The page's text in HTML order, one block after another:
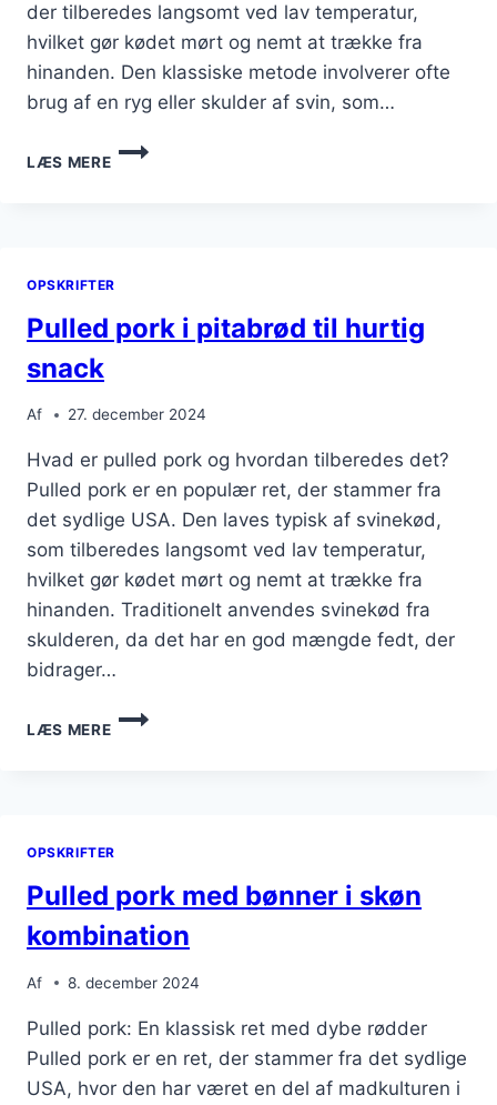
der tilberedes langsomt ved lav temperatur,
hvilket gør kødet mørt og nemt at trække fra
hinanden. Den klassiske metode involverer ofte
brug af en ryg eller skulder af svin, som…
LÆS MERE
PULLED
PORK
OPSKRIFTER
Pulled pork i pitabrød til hurtig
snack
Af 27. december 2024
Hvad er pulled pork og hvordan tilberedes det?
Pulled pork er en populær ret, der stammer fra
det sydlige USA. Den laves typisk af svinekød,
som tilberedes langsomt ved lav temperatur,
hvilket gør kødet mørt og nemt at trække fra
hinanden. Traditionelt anvendes svinekød fra
skulderen, da det har en god mængde fedt, der
bidrager…
LÆS MERE
PULLED
PORK
SNACK
OPSKRIFTER
Pulled pork med bønner i skøn
kombination
Af 8. december 2024
Pulled pork: En klassisk ret med dybe rødder
Pulled pork er en ret, der stammer fra det sydlige
USA, hvor den har været en del af madkulturen i